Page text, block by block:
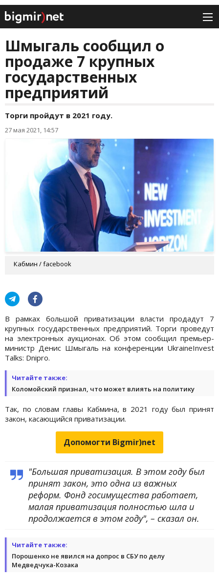
Шмыгаль сообщил о
продаже 7 крупных
государственных
предприятий
Торги пройдут в 2021 году.
27 мая 2021, 14:57
Кабмин / facebook
В рамках большой приватизации власти продадут 7
крупных государственных предприятий. Торги проведут
на электронных аукционах. Об этом сообщил премьер-
министр Денис Шмыгаль на конференции UkraineInvest
Talks: Dnipro.
Читайте также:
Коломойский признал, что может влиять на политику
Так, по словам главы Кабмина, в 2021 году был принят
закон, касающийся приватизации.
Допомогти Bigmir)net
"Большая приватизация. В этом году был
принят закон, это одна из важных
реформ. Фонд госимущества работает,
малая приватизация полностью шла и
продолжается в этом году", – сказал он.
Читайте также:
Порошенко не явился на допрос в СБУ по делу
Медведчука-Козака